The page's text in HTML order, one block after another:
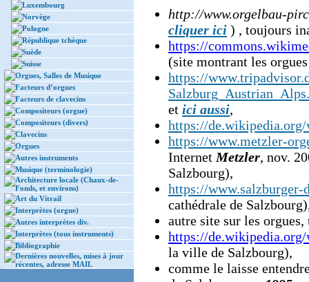
Luxembourg
Norvège
Pologne
République tchèque
Suède
Suisse
Orgues, Salles de Musique
Facteurs d’orgues
Facteurs de clavecins
Compositeurs (orgue)
Compositeurs (divers)
Clavecins
Orgues
Autres instruments
Musique (terminologie)
Architecture locale (Chaux-de-
Fonds, et environs)
Art du Vitrail
Interprètes (orgue)
Autres interprètes div.
Interprètes (tous instruments)
Bibliographie
Dernières nouvelles, mises à jour
récentes, adresse MAIL
http://www.orgelbau-
cliquer ici ) , toujours
https://
(site montrant les
https://
et ici aussi,
https://
https://www.metzler-
Internet Metzler, nov.
Salzbourg),
https://
cathédrale de
autre site sur les
https://
la ville de Salzbourg),
comme le laisse